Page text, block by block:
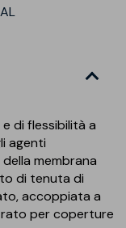
di flessibilità a
agenti
membrana
di tenuta di
accoppiata a
per coperture